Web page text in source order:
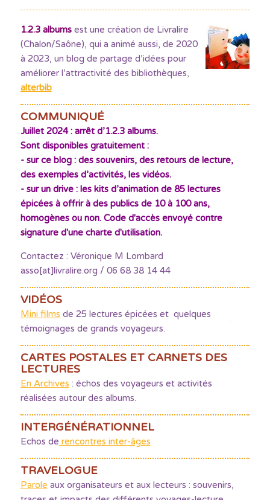
1.2.3 albumsest une création de Livralire
(Chalon/Saône), qui a animé aussi, de 2020
à 2023, un blog de partage d’idées pour
améliorer l’attractivité des bibliothèques,
alterbib
COMMUNIQUÉ
Juillet 2024 : arrêt d’1.2.3 albums.
Sont disponibles gratuitement :
- sur ce blog : des souvenirs, des retours de lecture,
des exemples d’activités, les vidéos.
- sur un drive : les kits d’animation de 85 lectures
épicées à offrir à des publics de 10 à 100 ans,
homogènes ou non. Code d'accès envoyé contre
signature d'une charte d'utilisation.
Contactez : Véronique M Lombard
asso[at]livralire.org / 06 68 38 14 44
VIDÉOS
Mini films de 25 lectures épicées et quelques
témoignages de grands voyageurs.
CARTES POSTALES ET CARNETS DES
LECTURES
En Archives : échos des voyageurs et activités
réalisées autour des albums.
INTERGÉNÉRATIONNEL
Echos de rencontres inter-âges
TRAVELOGUE
Parole aux organisateurs et aux lecteurs : souvenirs,